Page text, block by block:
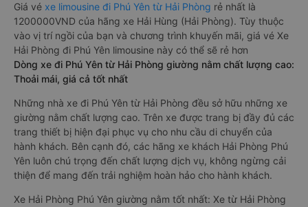
Giá vé xe limousine đi Phú Yên từ Hải Phòng rẻ nhất là
1200000VND của hãng xe Hải Hùng (Hải Phòng). Tùy thuộc
vào vị trí ngồi của bạn và chương trình khuyến mãi, giá vé Xe
Hải Phòng đi Phú Yên limousine này có thể sẽ rẻ hơn
Dòng xe đi Phú Yên từ Hải Phòng giường nằm chất lượng cao:
Thoải mái, giá cả tốt nhất
Những nhà xe đi Phú Yên từ Hải Phòng đều sở hữu những xe
giường nằm chất lượng cao. Trên xe được trang bị đầy đủ các
trang thiết bị hiện đại phục vụ cho nhu cầu di chuyển của
hành khách. Bên cạnh đó, các hãng xe khách Hải Phòng Phú
Yên luôn chú trọng đến chất lượng dịch vụ, không ngừng cải
thiện để mang đến trải nghiệm hoàn hảo cho hành khách.
Xe Hải Phòng Phú Yên giường nằm tốt nhất: Xe từ Hải Phòng